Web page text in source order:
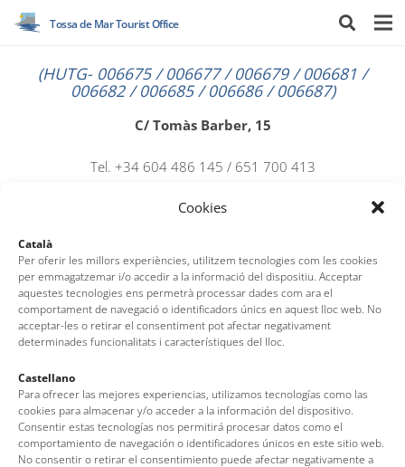
Cookies
Català
Per oferir les millors experiències, utilitzem tecnologies com les cookies
per emmagatzemar i/o accedir a la informació del dispositiu. Acceptar
aquestes tecnologies ens permetrà processar dades com ara el
comportament de navegació o identificadors únics en aquest lloc web. No
acceptar-les o retirar el consentiment pot afectar negativament
determinades funcionalitats i característiques del lloc.
Castellano
Para ofrecer las mejores experiencias, utilizamos tecnologías como las
cookies para almacenar y/o acceder a la información del dispositivo.
Consentir estas tecnologías nos permitirá procesar datos como el
comportamiento de navegación o identificadores únicos en este sitio web.
No consentir o retirar el consentimiento puede afectar negativamente a
Tossa de Mar Tourist Office
(HUTG- 006675 / 006677 / 006679 / 006681 /
006682 / 006685 / 006686 / 006687)
C/ Tomàs Barber, 15
Tel. +34 604 486 145 / 651 700 413
Tossa de Mar Tourist Office
Av. del Pelegrí, 25 – Edifici La Nau · 17320 – Tossa de Mar